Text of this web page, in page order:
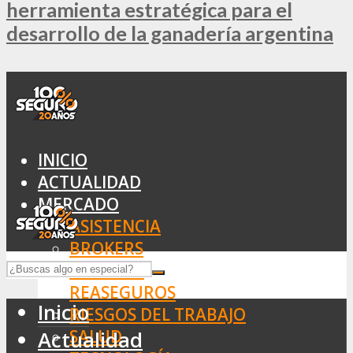
herramienta estratégica para el
desarrollo de la ganadería argentina
INICIO
ACTUALIDAD
MERCADO
ASISTENCIA
BROKERS
SEGUROS
REASEGUROS
RIESGOS DEL TRABAJO
SALUD
Inicio
Actualidad